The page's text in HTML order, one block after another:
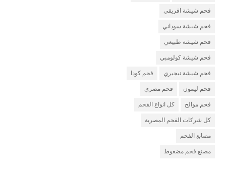
فحم شيشة افريقي
فحم شيشة سوداني
فحم شيشة طبيعي
فحم شيشة كولومبي
فحم شيشة نيجيري فحم كودا
فحم ليمون فحم مصري
فحم موالح كل انواع الفحم
كل شركات الفحم المصرية
مصانع الفحم
مصنع فحم مضغوط